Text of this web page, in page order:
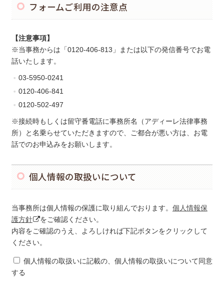
フォームご利用の注意点
【注意事項】
※当事務からは「0120-406-813」または以下の発信番号でお電
話いたします。
03-5950-0241
0120-406-841
0120-502-497
※接続時もしくは留守番電話に事務所名（アディーレ法律事務
所）と名乗らせていただきますので、ご都合が悪い方は、お電
話でのお申込みをお願いします。
個人情報の取扱いについて
当事務所は個人情報の保護に取り組んでおります。 個人情報保
護方針
をご確認ください。
内容をご確認のうえ、よろしければ下記ボタンをクリックして
ください。
個人情報の取扱いに記載の、個人情報の取扱いについて同意
する